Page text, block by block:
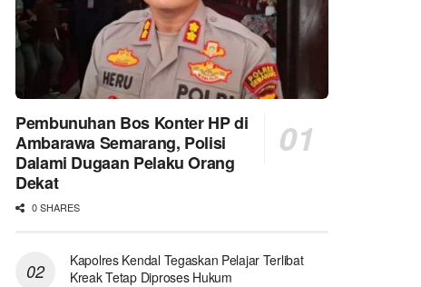
Pembunuhan Bos Konter HP di
Ambarawa Semarang, Polisi
Dalami Dugaan Pelaku Orang
Dekat
0 SHARES
Kapolres Kendal Tegaskan Pelajar Terlibat
Kreak Tetap Diproses Hukum